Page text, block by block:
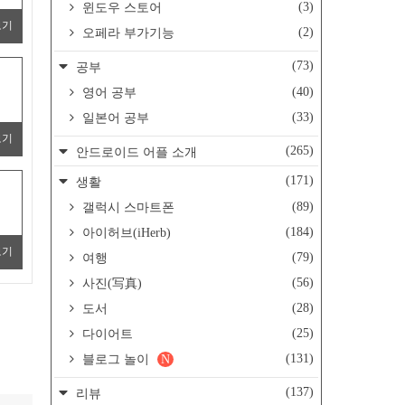
윈도우 스토어
(3)
오페라 부가기능
(2)
공부
(73)
영어 공부
(40)
일본어 공부
(33)
안드로이드 어플 소개 (265)
생활
(171)
갤럭시 스마트폰
(89)
아이허브(iHerb)
(184)
여행
(79)
사진(写真)
(56)
도서
(28)
다이어트
(25)
블로그 놀이
(131)
N
리뷰 (137)